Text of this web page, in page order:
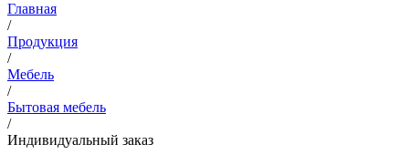
Главная
/
Продукция
/
Мебель
/
Бытовая мебель
/
Индивидуальный заказ